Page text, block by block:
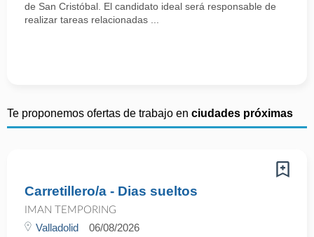
de San Cristóbal. El candidato ideal será responsable de
realizar tareas relacionadas ...
Te proponemos ofertas de trabajo en ciudades próximas
Carretillero/a - Dias sueltos
IMAN TEMPORING
Valladolid 06/08/2026